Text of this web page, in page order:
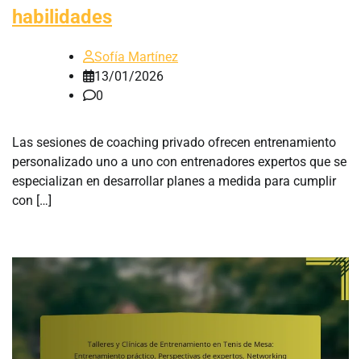
habilidades
Sofía Martínez
13/01/2026
0
Las sesiones de coaching privado ofrecen entrenamiento
personalizado uno a uno con entrenadores expertos que se
especializan en desarrollar planes a medida para cumplir
con […]